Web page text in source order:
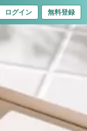
ログイン 無料登録